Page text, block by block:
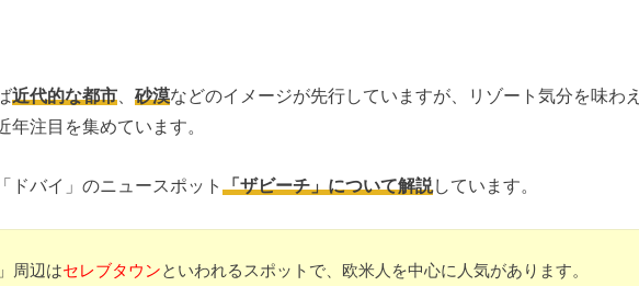
近代的な都市 砂漠などのイメージが先行していますが、リゾート気分を味わえ
年注目を集めています。
ドバイ」のニュースポット 「ザビーチ」について解説しています。
周辺はセレブタウンといわれるスポットで、欧米人を中心に人気があります。